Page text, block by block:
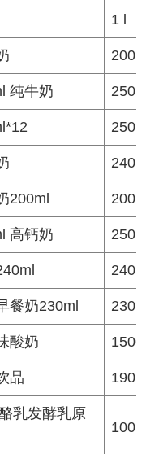
1 l
200 ml
纯牛奶 250 ml
250 ml
240 ml
200ml 200 ml
高钙奶 250 ml
240 ml
餐奶230ml 230 ml
酸奶 1500 g
品 190 ml
乳发酵乳原
100 g